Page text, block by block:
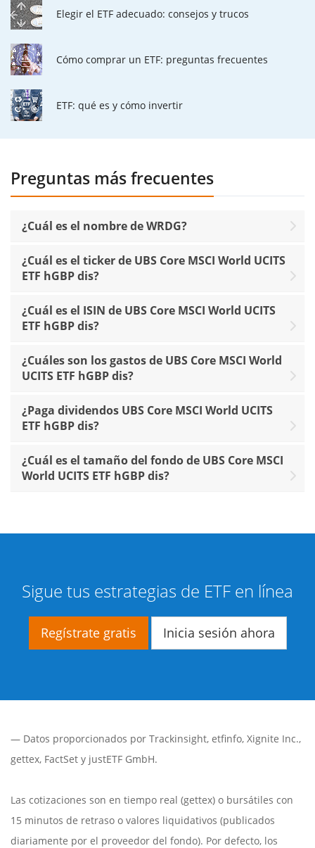
Elegir el ETF adecuado: consejos y trucos
Cómo comprar un ETF: preguntas frecuentes
ETF: qué es y cómo invertir
Preguntas más frecuentes
¿Cuál es el nombre de WRDG?
¿Cuál es el ticker de UBS Core MSCI World UCITS
ETF hGBP dis?
¿Cuál es el ISIN de UBS Core MSCI World UCITS
ETF hGBP dis?
¿Cuáles son los gastos de UBS Core MSCI World
UCITS ETF hGBP dis?
¿Paga dividendos UBS Core MSCI World UCITS
ETF hGBP dis?
¿Cuál es el tamaño del fondo de UBS Core MSCI
World UCITS ETF hGBP dis?
Sigue tus estrategias de ETF en línea
Regístrate gratis Inicia sesión ahora
— Datos proporcionados por Trackinsight, etfinfo, Xignite Inc.,
gettex, FactSet y justETF GmbH.
Las cotizaciones son en tiempo real (gettex) o bursátiles con
15 minutos de retraso o valores liquidativos (publicados
diariamente por el proveedor del fondo). Por defecto, los